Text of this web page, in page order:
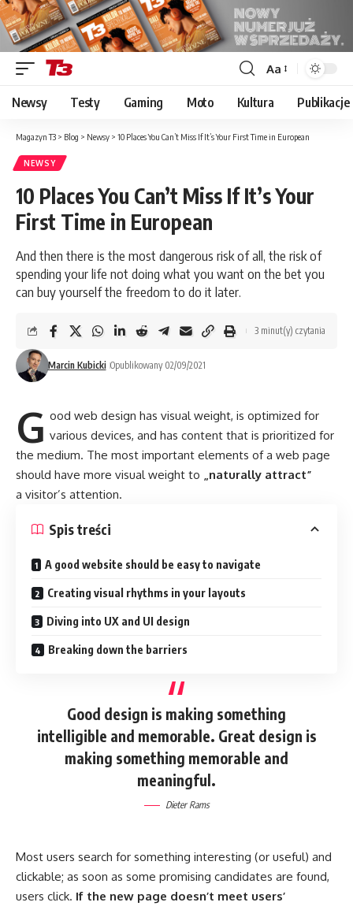
Font
Resizer
Aa
Newsy Testy Gaming Moto Kultura Publikacje
Magazyn T3 > Blog > Newsy > 10 Places You Can’t Miss If It’s Your First Time in European
NEWSY
10 Places You Can’t Miss If It’s Your
First Time in European
And then there is the most dangerous risk of all, the risk of
spending your life not doing what you want on the bet you
can buy yourself the freedom to do it later.
Marcin Kubicki Opublikowany 02/09/2021
3 minut(y) czytania
G ood web design has visual weight, isoptimized for
various devices, and has content that is prioritized for
the medium. The most important elements of a web page
should have more visual weight to „naturally attract”
a visitor’s attention.
Spis treści
A good website should be easy to navigate
Creating visual rhythms in your layouts
Diving into UX and UI design
Breaking down the barriers
Good design is making something
intelligible and memorable. Great design is
making something memorable and
meaningful.
Dieter Rams
Most users search for something interesting (or useful) and
clickable; as soon as some promising candidates are found,
users click. If the new page doesn’t meet users’